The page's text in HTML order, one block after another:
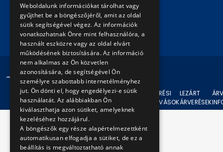
Írjon nekünk!
© 2024 BKV Minden jog fenntartva.
AKTUÁLIS
ÁRVERÉSI
FELHÍVÁSOK
LEZÁRT
ÁRVERÉSEK
Weboldalunk információkat tárolhat vagy
gyűjthet be a böngészőjéről, amit az oldal
sütik segítségével végez. Az információk
vonatkozhatnak Önre mint felhasználóra, a
használt eszközre vagy az oldal elvárt
működésének biztosítására. Az információ
nem alkalmas az Ön közvetlen
azonosítására, de segítségével Ön
személyre szabottabb internetélményhez
jut. Ön dönti el, hogy engedélyezi-e sütik
használatát. Az alábbiakban Ön
kiválaszthatja azon sütiket, amelyeknek
kezeléséhez hozzájárul.
A böngészők egy része alapértelmezettként
automatikusan elfogadja a sütiket, de ez a
beállítás is megváltoztatható annak